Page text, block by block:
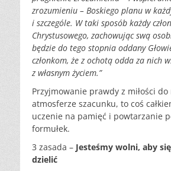
zrozumieniu – Boskiego planu w
i szczególe. W taki sposób każdy
Chrystusowego, zachowując swą
będzie do tego stopnia oddany
członkom, że z ochotą odda za nich
z własnym życiem.”
Przyjmowanie prawdy z miłości
atmosferze szacunku, to coś
uczenie na pamięć i powtarzanie
formułek.
3 zasada – Jesteśmy wolni, aby
dzielić